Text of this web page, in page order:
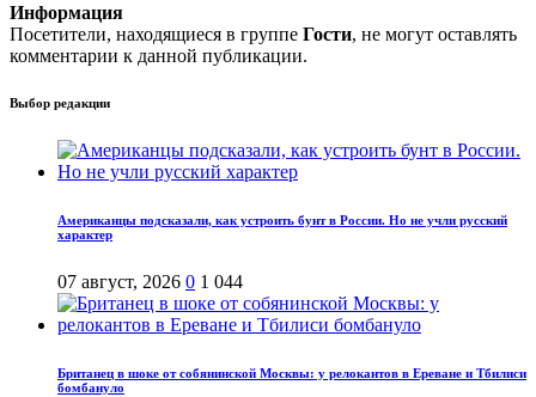
Информация
Посетители, находящиеся в группе Гости, не могут оставлять
комментарии к данной публикации.
Выбор редакции
Американцы подсказали, как устроить бунт в России. Но не учли русский
характер
07 август, 2026 0 1 044
Британец в шоке от собянинской Москвы: у релокантов в Ереване и Тбилиси
бомбануло